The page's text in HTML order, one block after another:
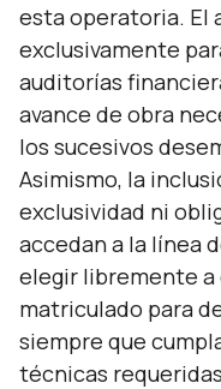
esta operatoria. El
exclusivamente
auditorías
avance de obra
los sucesivos
Asimismo, la
exclusividad ni
accedan a la línea
elegir libremente
matriculado para
siempre que
técnicas